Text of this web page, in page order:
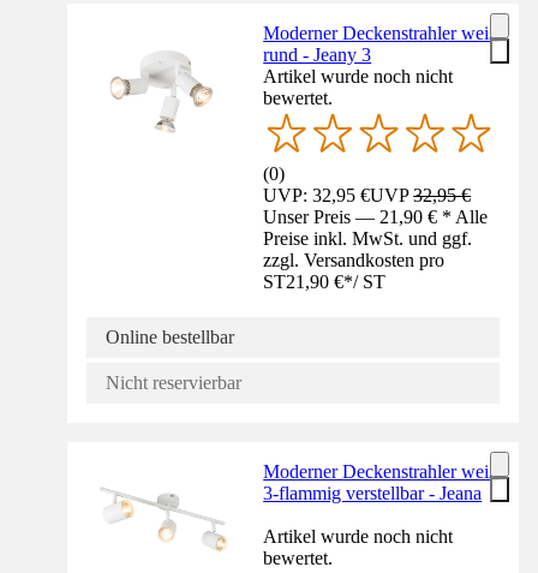
Moderner Deckenstrahler weiß
rund - Jeany 3
Artikel wurde noch nicht
bewertet.
(0)
UVP: 32,95 €UVP32,95 €
Unser Preis — 21,90 € * Alle
Preise inkl. MwSt. und ggf.
zzgl. Versandkosten pro
ST21,90 €*/ ST
Online bestellbar
Nicht reservierbar
Moderner Deckenstrahler weiß
3-flammig verstellbar - Jeana
Artikel wurde noch nicht
bewertet.